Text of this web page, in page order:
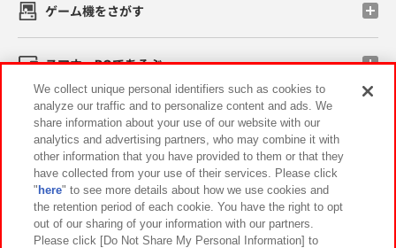
ゲーム機をさがす
スマホ・PCであそぶ
イベント・キャンペーン
関連会社 サステナビリティ サイトポリシー
プライバシーポリシー ウェブアクセシビリティ方針と検証結果
We collect unique personal identifiers such as cookies to
analyze our traffic and to personalize content and ads. We
share information about your use of our website with our
analytics and advertising partners, who may combine it with
other information that you have provided to them or that they
have collected from your use of their services. Please click
" here" to see more details about how we use cookies and
the retention period of each cookie. You have the right to opt
out of our sharing of your information with our partners.
Please click [Do Not Share My Personal Information] to